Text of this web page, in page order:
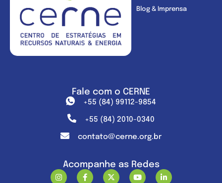
Blog & Imprensa
Fale com o CERNE
+55 (84) 99112-9854
+55 (84) 2010-0340
contato@cerne.org.br
Acompanhe as Redes